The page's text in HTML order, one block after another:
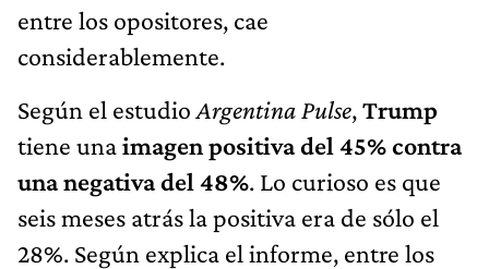
entre los opositores, cae
considerablemente.
Según el estudio Argentina Pulse,Trump
tiene unaimagen positiva del 45% contra
una negativa del 48%. Lo curioso es que
seis meses atrás la positiva era de sólo el
28%. Según explica el informe, entre los